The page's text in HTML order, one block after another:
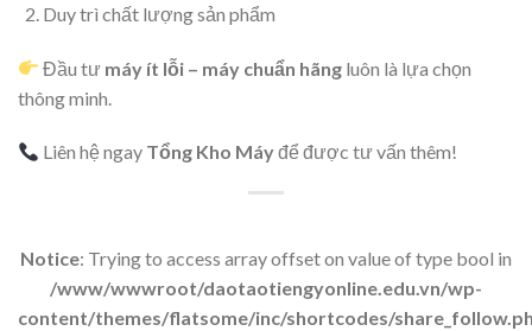
Duy trì chất lượng sản phẩm
Đầu tư máy ít lỗi – máy chuẩn hãng luôn là lựa chọn
thông minh.
Liên hệ ngay Tổng Kho Máyđể được tư vấn thêm!
Notice: Trying to access array offset on value of type bool in
/www/wwwroot/daotaotiengyonline.edu.vn/wp-
content/themes/flatsome/inc/shortcodes/